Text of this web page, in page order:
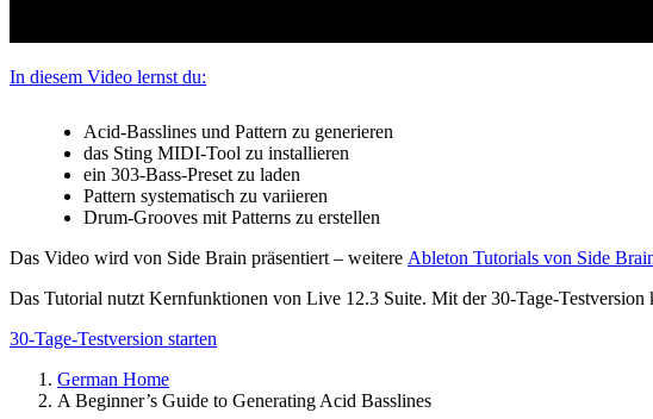
In diesem Video lernst du:
Acid-Basslines und Pattern zu generieren
das Sting MIDI-Tool zu installieren
ein 303-Bass-Preset zu laden
Pattern systematisch zu variieren
Drum-Grooves mit Patterns zu erstellen
Das Video wird von Side Brain präsentiert – weitere Ableton Tutorials von Side
Das Tutorial nutzt Kernfunktionen von Live 12.3 Suite. Mit der 30-Tage-Testversion
30-Tage-Testversion starten
German Home
A Beginner’s Guide to Generating Acid Basslines